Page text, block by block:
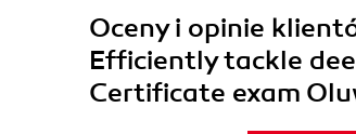
Oceny i opinie
Efficiently tackle
Certificate exam